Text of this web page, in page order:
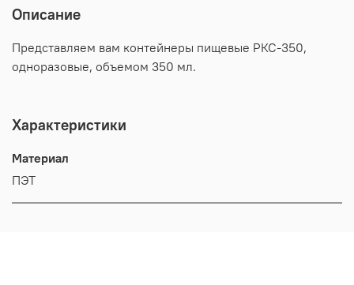
Описание
Представляем вам контейнеры пищевые РКС-350,
одноразовые, объемом 350 мл.
Характеристики
Материал
ПЭТ